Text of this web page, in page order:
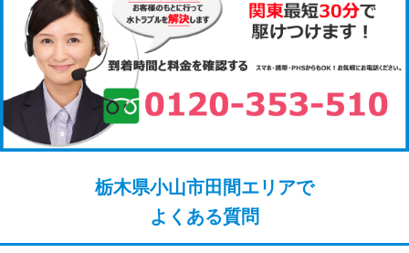
栃木県小山市田間エリアで
よくある質問